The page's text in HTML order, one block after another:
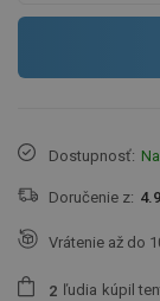
Dostupnosť:
Doručenie z:
Vrátenie až do
2 ľudia kúpil